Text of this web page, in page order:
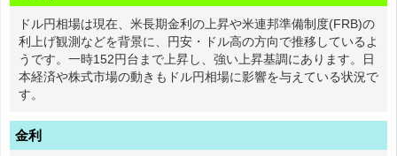
ドル円相場は現在、米長期金利の上昇や米連邦準備制度(FRB)の
利上げ観測などを背景に、円安・ドル高の方向で推移しているよ
うです。一時152円台まで上昇し、強い上昇基調にあります。日
本経済や株式市場の動きもドル円相場に影響を与えている状況で
す。
金利